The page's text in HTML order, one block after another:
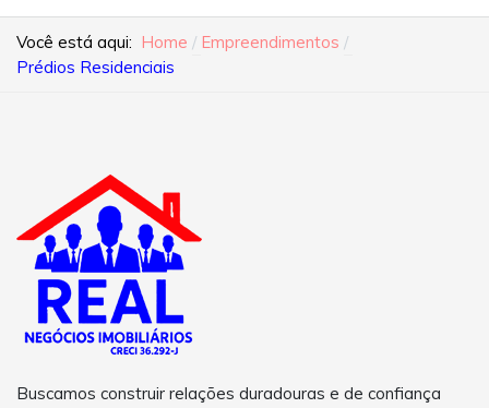
Você está aqui: Home
Empreendimentos
Prédios Residenciais
Buscamos construir relações duradouras e de confiança